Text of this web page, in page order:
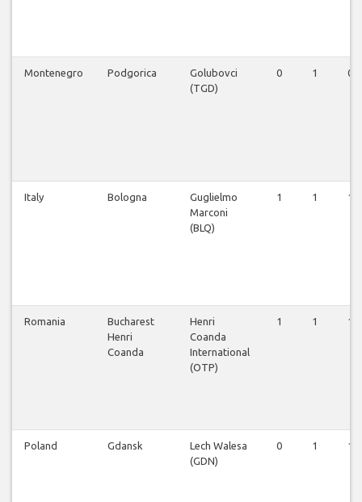
Montenegro Podgorica
Golubovci
(TGD)
0 1 0
Italy Bologna
Guglielmo
Marconi
(BLQ)
1 1 1
Romania
Bucharest
Henri
Coanda
Henri
Coanda
International
(OTP)
1 1 1
Poland Gdansk
Lech Walesa
(GDN)
0 1 1